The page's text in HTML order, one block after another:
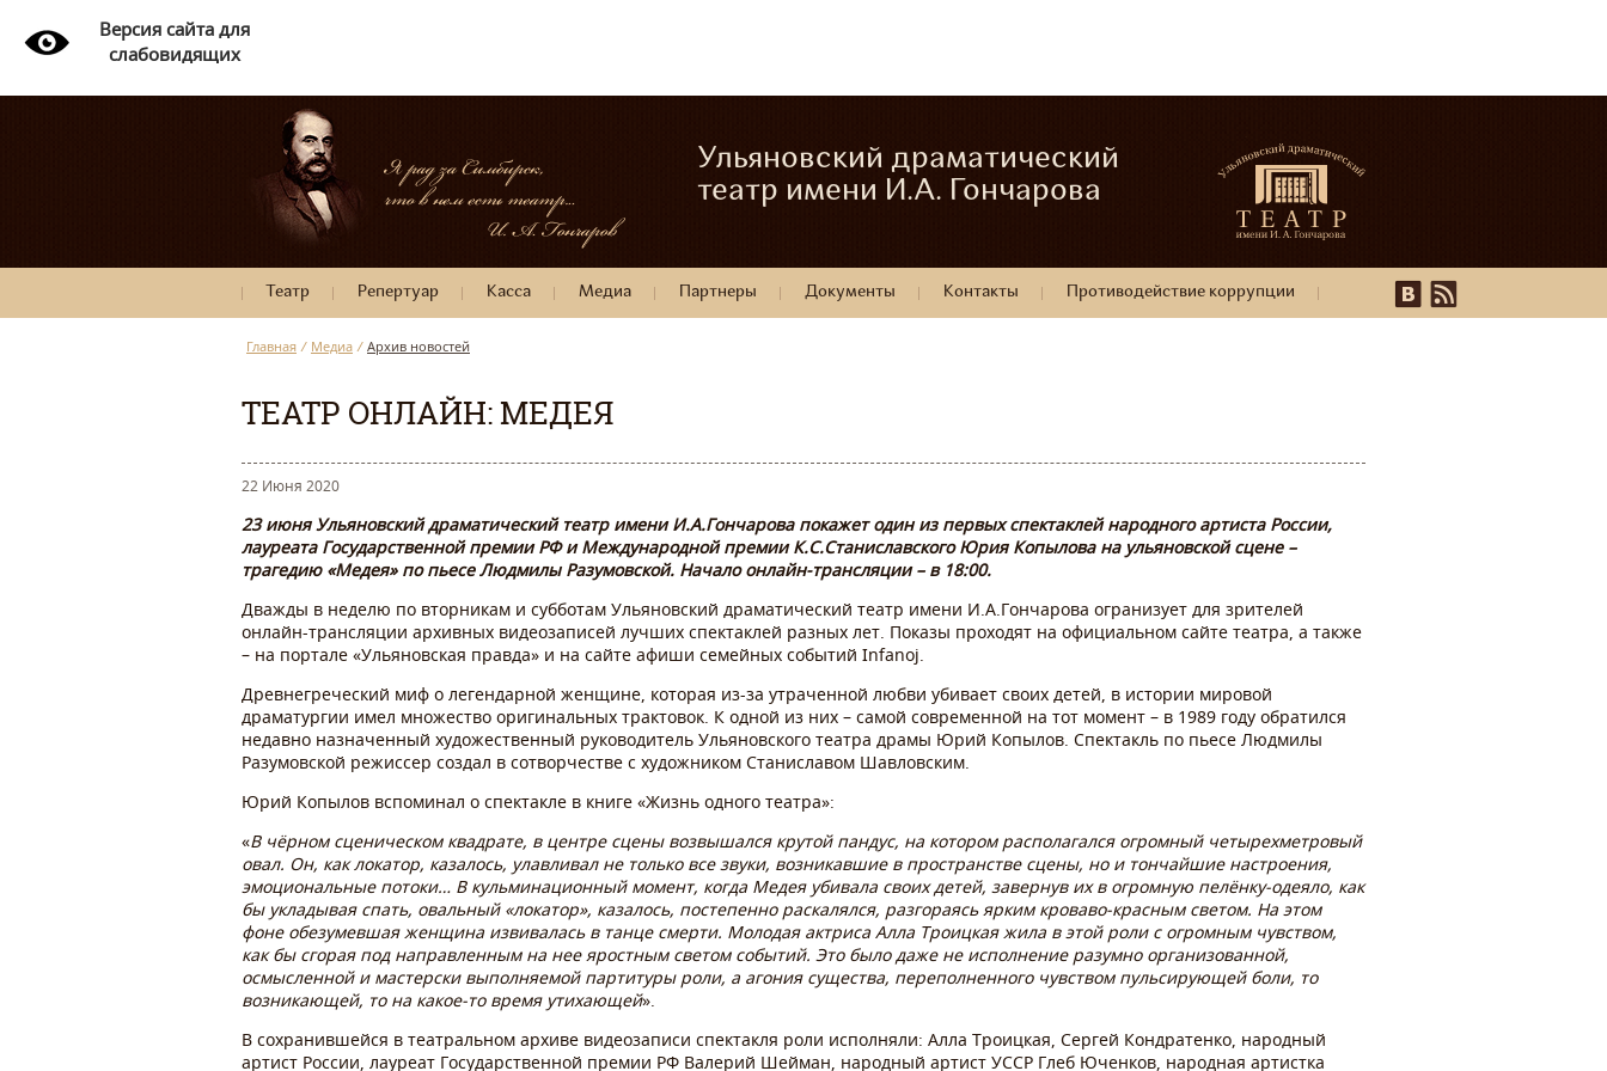
Версия сайта для
слабовидящих
Ульяновский драматический
театр имени И.А. Гончарова
Театр Репертуар Касса Медиа Партнеры Документы Контакты Противодействие коррупции
Главная / Медиа / Архив новостей
ТЕАТР ОНЛАЙН: МЕДЕЯ
22 Июня 2020
23 июня Ульяновский драматический театр имени И.А.Гончарова покажет один из первых спектаклей народного артиста России,
лауреата Государственной премии РФ и Международной премии К.С.Станиславского Юрия Копылова на ульяновской сцене –
трагедию «Медея» по пьесе Людмилы Разумовской. Начало онлайн-трансляции – в 18:00.
Дважды в неделю по вторникам и субботам Ульяновский драматический театр имени И.А.Гончарова огранизует для зрителей
онлайн-трансляции архивных видеозаписей лучших спектаклей разных лет. Показы проходят на официальном сайте театра, а также
– на портале «Ульяновская правда» и на сайте афиши семейных событий Infanoj.
Древнегреческий миф о легендарной женщине, которая из-за утраченной любви убивает своих детей, в истории мировой
драматургии имел множество оригинальных трактовок. К одной из них – самой современной на тот момент – в 1989 году обратился
недавно назначенный художественный руководитель Ульяновского театра драмы Юрий Копылов. Спектакль по пьесе Людмилы
Разумовской режиссер создал в сотворчестве с художником Станиславом Шавловским.
Юрий Копылов вспоминал о спектакле в книге «Жизнь одного театра»:
«В чёрном сценическом квадрате, в центре сцены возвышался крутой пандус, на котором располагался огромный четырехметровый
овал. Он, как локатор, казалось, улавливал не только все звуки, возникавшие в пространстве сцены, но и тончайшие настроения,
эмоциональные потоки… В кульминационный момент, когда Медея убивала своих детей, завернув их в огромную пелёнку-одеяло, как
бы укладывая спать, овальный «локатор», казалось, постепенно раскалялся, разгораясь ярким кроваво-красным светом. На этом
фоне обезумевшая женщина извивалась в танце смерти. Молодая актриса Алла Троицкая жила в этой роли с огромным чувством,
как бы сгорая под направленным на нее яростным светом событий. Это было даже не исполнение разумно организованной,
осмысленной и мастерски выполняемой партитуры роли, а агония существа, переполненного чувством пульсирующей боли, то
возникающей, то на какое-то время утихающей».
В сохранившейся в театральном архиве видеозаписи спектакля роли исполняли: Алла Троицкая, Сергей Кондратенко, народный
артист России, лауреат Государственной премии РФ Валерий Шейман, народный артист УССР Глеб Юченков, народная артистка